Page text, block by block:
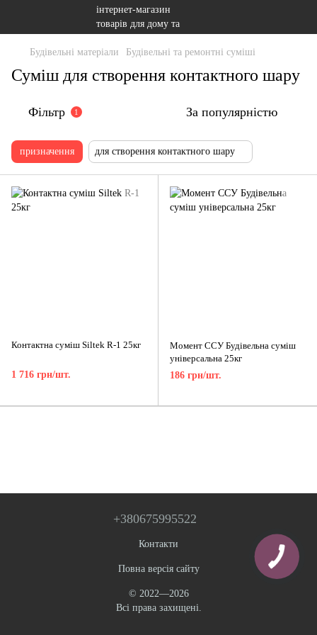
Будівельні матеріали Будівельні та ремонтні суміші
Суміш для створення контактного шару
Фільтр 1 За популярністю
призначення для створення контактного шару
Контактна суміш Siltek R-1 25кг
1 716 грн/шт.
Момент ССУ Будівельна суміш
універсальна 25кг
186 грн/шт.
+380675995522
Контакти
Повна версія сайту
© 2022—2026
Всі права захищені.